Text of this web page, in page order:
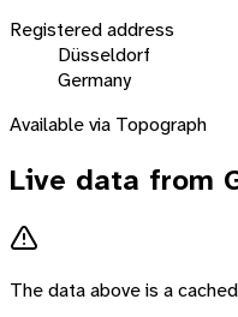
Registered address
Düsseldorf
Germany
Available via Topograph
Live data from
The data above is a